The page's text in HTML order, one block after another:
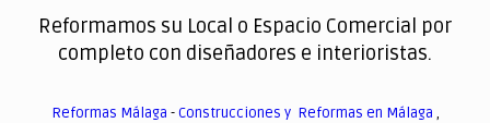
Reformamos su Local o Espacio Comercial por
completo con diseñadores e interioristas.
Reformas Málaga -Construcciones y Reformas en Málaga ,